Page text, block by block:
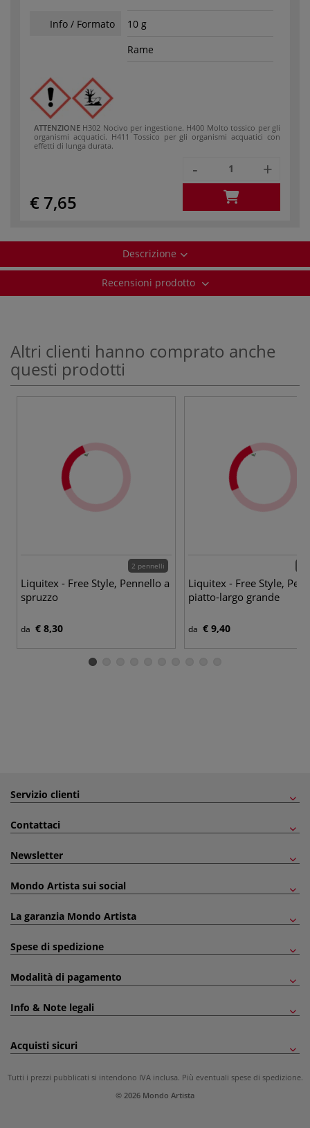
Info / Formato
10 g
Rame
ATTENZIONE H302 Nocivo per ingestione. H400 Molto tossico per gli
organismi acquatici. H411 Tossico per gli organismi acquatici con
effetti di lunga durata.
€ 7,65
- +
Descrizione
Recensioni prodotto
Altri clienti hanno comprato anche
questi prodotti
2 pennelli
Liquitex - Free Style, Pennello a
spruzzo
da € 8,30
Liquitex - Free Style,
piatto-largo grande
da € 9,40
Servizio clienti
Contattaci
Newsletter
Mondo Artista sui social
La garanzia Mondo Artista
Spese di spedizione
Modalità di pagamento
Info & Note legali
Acquisti sicuri
Tutti i prezzi pubblicati si intendono IVA inclusa. Più eventuali spese di spedizione.
© 2026 Mondo Artista